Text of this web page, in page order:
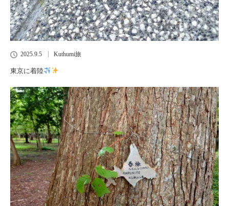
2025.9.5 Kuthumi旅
東京に着陸